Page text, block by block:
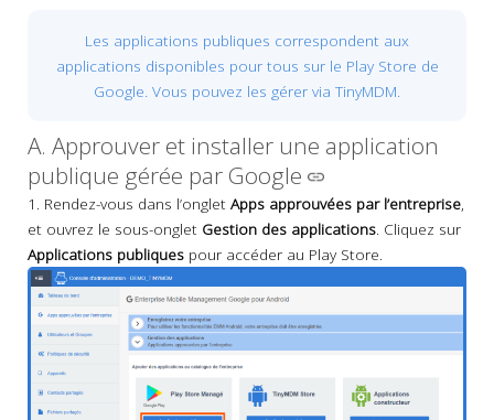
Les applications publiques correspondent aux
applications disponibles pour tous sur le Play Store de
Google. Vous pouvez les gérer via TinyMDM.
A. Approuver et installer une application
publique gérée par Google
1. Rendez-vous dans l’onglet Apps approuvées par l’entreprise
et ouvrez le sous-onglet Gestion des applications . Cliquez sur
Applications publiques pour accéder au Play Store.